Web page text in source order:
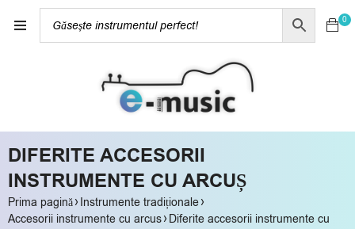
0
DIFERITE ACCESORII
INSTRUMENTE CU ARCUȘ
Prima pagină› Instrumente tradiționale›
Accesorii instrumente cu arcus› Diferite accesorii instrumente cu